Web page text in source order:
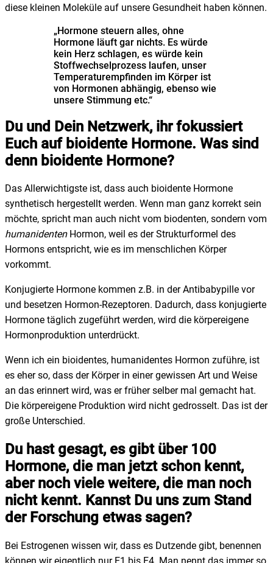
diese kleinen Moleküle auf unsere Gesundheit haben können.
„Hormone steuern alles, ohne
Hormone läuft gar nichts. Es würde
kein Herz schlagen, es würde kein
Stoffwechselprozess laufen, unser
Temperaturempfinden im Körper ist
von Hormonen abhängig, ebenso wie
unsere Stimmung etc.“
Du und Dein Netzwerk, ihr fokussiert
Euch auf bioidente Hormone. Was sind
denn bioidente Hormone?
Das Allerwichtigste ist, dass auch bioidente Hormone
synthetisch hergestellt werden. Wenn man ganz korrekt sein
möchte, spricht man auch nicht vom biodenten, sondern vom
humanidentenHormon, weil es der Strukturformel des
Hormons entspricht, wie es im menschlichen Körper
vorkommt.
Konjugierte Hormone kommen z.B. in der Antibabypille vor
und besetzen Hormon-Rezeptoren. Dadurch, dass konjugierte
Hormone täglich zugeführt werden, wird die körpereigene
Hormonproduktion unterdrückt.
Wenn ich ein bioidentes, humanidentes Hormon zuführe, ist
es eher so, dass der Körper in einer gewissen Art und Weise
an das erinnert wird, was er früher selber mal gemacht hat.
Die körpereigene Produktion wird nicht gedrosselt. Das ist der
große Unterschied.
Du hast gesagt, es gibt über 100
Hormone, die man jetzt schon kennt,
aber noch viele weitere, die man noch
nicht kennt. Kannst Du uns zum Stand
der Forschung etwas sagen?
Bei Estrogenen wissen wir, dass es Dutzende gibt, benennen